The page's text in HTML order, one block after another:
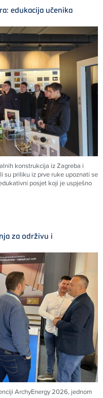
edukacija učenika
konstrukcija iz Zagreba i
su priliku iz prve ruke upoznati se
posjet koji je uspješno
za održivu i
ArchyEnergy 2026, jednom